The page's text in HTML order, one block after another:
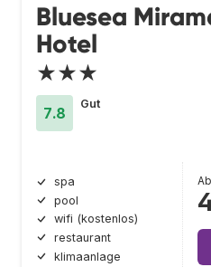
Bluesea
Hotel
★★★
7.8
Gut
spa
pool
wifi (kostenlos)
restaurant
klimaanlage
Ab